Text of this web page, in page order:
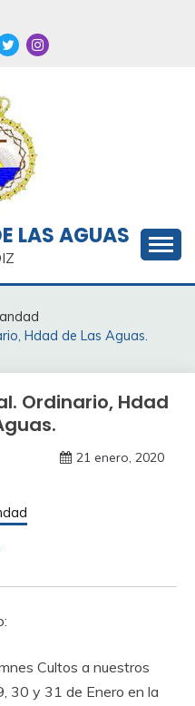
LAS AGUAS
Hdad de Las Aguas.
Ordinario, Hdad
21 enero, 2020
Cultos a nuestros
30 y 31 de Enero en la